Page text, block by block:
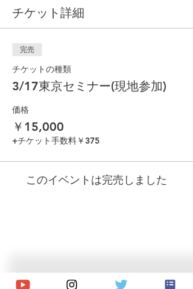
チケット詳細
完売
チケットの種類
3/17東京セミナー(現地参加)
価格
￥15,000
+チケット手数料￥375
このイベントは完売しました
Association.Allright reserved.